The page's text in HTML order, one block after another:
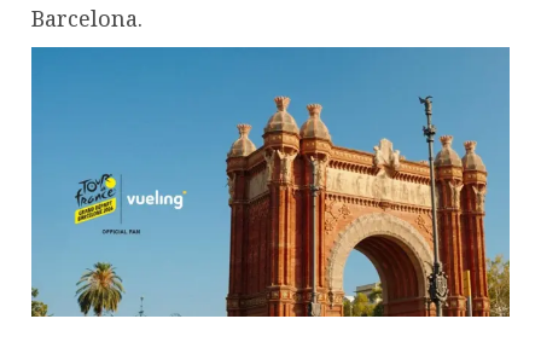
Barcelona.